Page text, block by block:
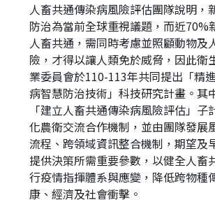
人畜共通傳染病風險評估團隊說明，
防治為當前全球重視議題，而近70%
人畜共通，需同時考慮並照顧動物及
險，才得以讓人類免於威脅，因此衛
業委員會於110-113年共同提出「精
病智慧防治技術」科技研究計畫。其
「建立人畜共通傳染病風險評估」子
化農衛交流合作機制，並由團隊發展
流程、跨領域資訊整合機制，期望及
提供決策所需重要參數，以健全人畜
行疫情指揮體系與應變，降低跨物種
康、經濟及社會衝擊。